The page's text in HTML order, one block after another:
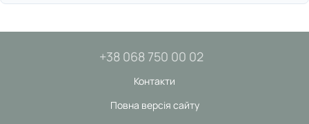
+38 068 750 00 02
Контакти
Повна версія сайту